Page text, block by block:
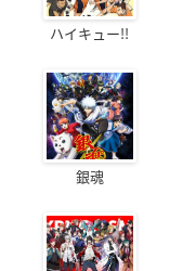
ハイキュー!!
銀魂